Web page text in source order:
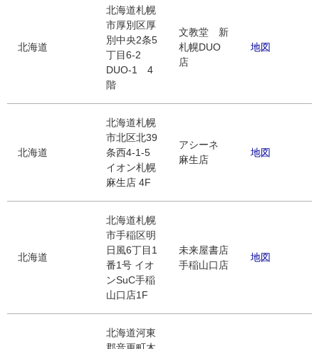
北海道
北海道札幌
市厚別区厚
別中央2条5
丁目6-2
DUO-1 4
階
文教堂 新
札幌DUO
店
地図
北海道
北海道札幌
市北区北39
条西4-1-5
イオン札幌
麻生店 4F
アシーネ
麻生店
地図
北海道
北海道札幌
市手稲区明
日風6丁目1
番1号 イオ
ンSuC手稲
山口店1F
未来屋書店
手稲山口店
地図
北海道河東